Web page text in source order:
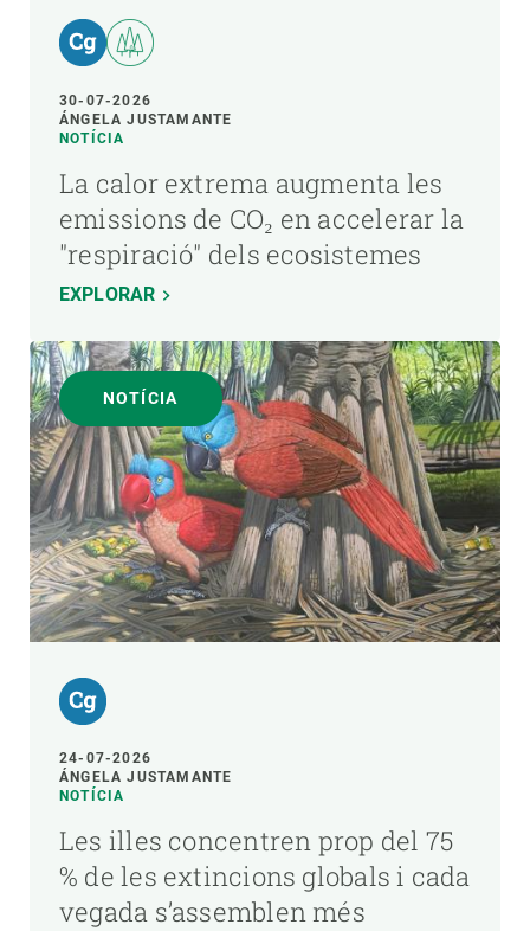
30-07-2026
ÁNGELA JUSTAMANTE
NOTÍCIA
La calor extrema augmenta les
emissions de CO₂ en accelerar la
"respiració" dels ecosistemes
EXPLORAR
NOTÍCIA
24-07-2026
ÁNGELA JUSTAMANTE
NOTÍCIA
Les illes concentren prop del 75
% de les extincions globals i cada
vegada s’assemblen més